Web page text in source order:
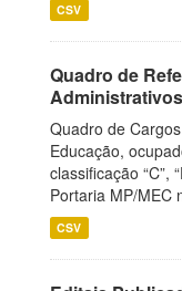
CSV
Quadro de
Quadro de
Educação,
classificação “C”,
Portaria MP/MEC
CSV